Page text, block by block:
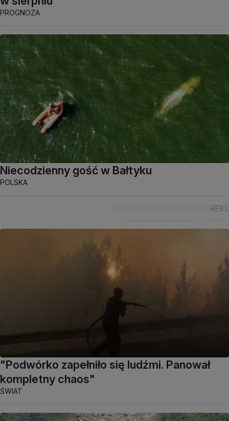
PROGNOZA
Niecodzienny gość w Bałtyku
POLSKA
"Podwórko zapełniło się ludźmi. Panował
kompletny chaos"
ŚWIAT